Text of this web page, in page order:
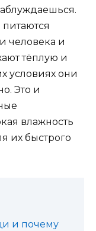
человека и
тёплую и
условиях они
Это и
влажность
их быстрого
и почему